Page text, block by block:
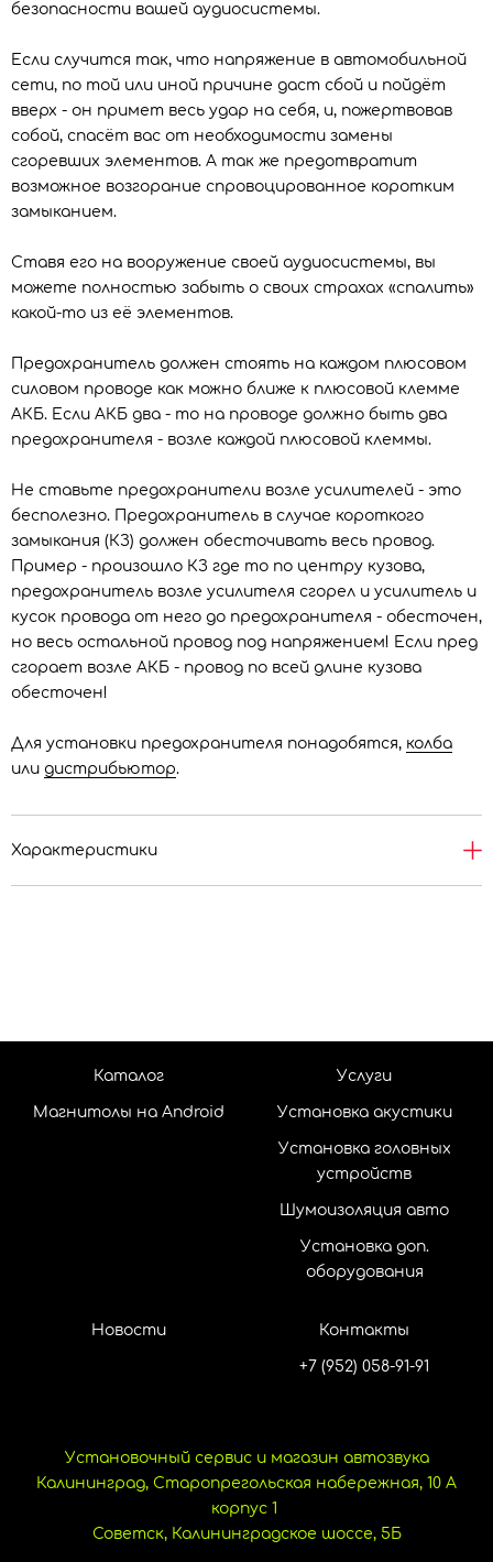
безопасности вашей аудиосистемы.
Если случится так, что напряжение в автомобильной
сети, по той или иной причине даст сбой и пойдёт
вверх - он примет весь удар на себя, и, пожертвовав
собой, спасёт вас от необходимости замены
сгоревших элементов. А так же предотвратит
возможное возгорание спровоцированное коротким
замыканием.
Ставя его на вооружение своей аудиосистемы, вы
можете полностью забыть о своих страхах «спалить»
какой-то из её элементов.
Предохранитель должен стоять на каждом плюсовом
силовом проводе как можно ближе к плюсовой клемме
АКБ. Если АКБ два - то на проводе должно быть два
предохранителя - возле каждой плюсовой клеммы.
Не ставьте предохранители возле усилителей - это
бесполезно. Предохранитель в случае короткого
замыкания (КЗ) должен обесточивать весь провод.
Пример - произошло КЗ где то по центру кузова,
предохранитель возле усилителя сгорел и усилитель и
кусок провода от него до предохранителя - обесточен,
но весь остальной провод под напряжением! Если пред
сгорает возле АКБ - провод по всей длине кузова
обесточен!
Для установки предохранителя понадобятся, колба
или дистрибьютор.
Характеристики
Каталог
Магнитолы на Android
Услуги
Установка акустики
Установка головных
устройств
Шумоизоляция авто
Установка доп.
оборудования
Новости Контакты
+7 (952) 058-91-91
Установочный сервис и магазин автозвука
Калининград, Старопрегольская набережная, 10 А
корпус 1
Советск, Калининградское шоссе, 5Б